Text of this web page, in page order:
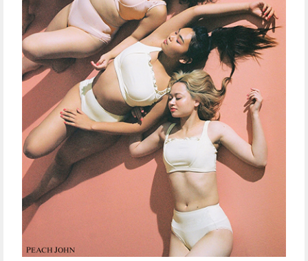
Facebook
で
シ
ェ
ア
す
る
Twitter
で
ェ
ア
す
る